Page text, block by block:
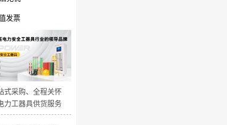
发票
式采购、全程关怀
力工器具供货服务